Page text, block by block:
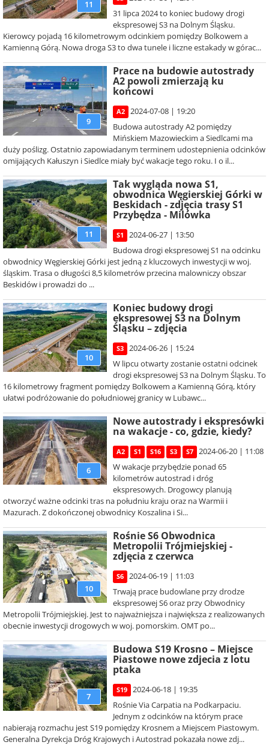
11
31 lipca 2024 to koniec budowy drogi
ekspresowej S3 na Dolnym Śląsku.
Kierowcy pojadą 16 kilometrowym odcinkiem pomiędzy Bolkowem a
Kamienną Górą. Nowa droga S3 to dwa tunele i liczne estakady w górac...
9
Prace na budowie autostrady
A2 powoli zmierzają ku
końcowi
A2
2024-07-08 | 19:20
Budowa autostrady A2 pomiędzy
Mińskiem Mazowieckim a Siedlcami ma
duży poślizg. Ostatnio zapowiadanym terminem udostepnienia odcinków
omijających Kałuszyn i Siedlce miały być wakacje tego roku. I o il...
11
Tak wygląda nowa S1,
obwodnica Węgierskiej Górki w
Beskidach - zdjęcia trasy S1
Przybędza - Milówka
S1
2024-06-27 | 13:50
Budowa drogi ekspresowej S1 na odcinku
obwodnicy Węgierskiej Górki jest jedną z kluczowych inwestycji w woj.
śląskim. Trasa o długości 8,5 kilometrów przecina malowniczy obszar
Beskidów i prowadzi do ...
10
Koniec budowy drogi
ekspresowej S3 na Dolnym
Śląsku – zdjęcia
S3
2024-06-26 | 15:24
W lipcu otwarty zostanie ostatni odcinek
drogi ekspresowej S3 na Dolnym Śląsku. To
16 kilometrowy fragment pomiędzy Bolkowem a Kamienną Górą, który
ułatwi podróżowanie do południowej granicy w Lubawc...
6
Nowe autostrady i ekspresówki
na wakacje - co, gdzie, kiedy?
A2 S1 S16 S3 S7
2024-06-20 | 11:08
W wakacje przybędzie ponad 65
kilometrów autostrad i dróg
ekspresowych. Drogowcy planują
otworzyć ważne odcinki tras na południu kraju oraz na Warmii i
Mazurach. Z dokończonej obwodnicy Koszalina i Si...
10
Rośnie S6 Obwodnica
Metropolii Trójmiejskiej -
zdjęcia z czerwca
S6
2024-06-19 | 11:03
Trwają prace budowlane przy drodze
ekspresowej S6 oraz przy Obwodnicy
Metropolii Trójmiejskiej. Jest to najważniejsza i największa z realizowanych
obecnie inwestycji drogowych w woj. pomorskim. OMT po...
7
Budowa S19 Krosno – Miejsce
Piastowe nowe zdjecia z lotu
ptaka
S19
2024-06-18 | 19:35
Rośnie Via Carpatia na Podkarpaciu.
Jednym z odcinków na którym prace
nabierają rozmachu jest S19 pomiędzy Krosnem a Miejscem Piastowym.
Generalna Dyrekcja Dróg Krajowych i Autostrad pokazała nowe zdj...